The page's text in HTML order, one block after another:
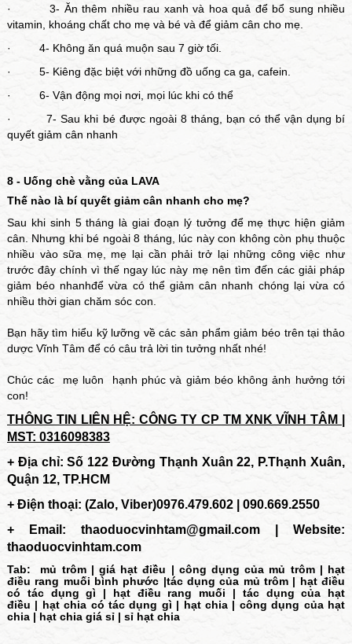
· 3- Ăn thêm nhiều rau xanh và hoa quả để bổ sung nhiều
vitamin, khoáng chất cho mẹ và bé và để giảm cân cho mẹ.
· 4- Không ăn quá muộn sau 7 giờ tối.
· 5- Kiêng đặc biệt với những đồ uống ca ga, cafein.
· 6- Vận động mọi nơi, mọi lúc khi có thể
· 7- Sau khi bé được ngoài 8 tháng, bạn có thể vận dụng bí
quyết giảm cân nhanh
8 - Uống chè vằng của LAVA
Thế nào là bí quyết giảm cân nhanh cho mẹ?
Sau khi sinh 5 tháng là giai đoạn lý tưởng để mẹ thực hiện giảm
cân. Nhưng khi bé ngoài 8 tháng, lúc này con không còn phụ thuộc
nhiều vào sữa mẹ, mẹ lại cần phải trở lại những công việc như
trước đây chính vì thế ngay lúc này mẹ nên tìm đến các giải pháp
giảm béo nhanhđể vừa có thể giảm cân nhanh chóng lại vừa có
nhiều thời gian chăm sóc con.
Bạn hãy tìm hiểu kỹ lưỡng về các sản phẩm giảm béo trên tại thảo
dược Vĩnh Tâm để có câu trả lời tin tưởng nhất nhé!
Chúc các mẹ luôn hạnh phúc và giảm béo không ảnh hưởng tới
con!
THÔNG TIN LIÊN HỆ: CÔNG TY CP TM XNK VĨNH TÂM |
MST: 0316098383
+ Địa chỉ: Số 122 Đường Thạnh Xuân 22, P.Thạnh Xuân,
Quận 12, TP.HCM
+ Điện thoại: (Zalo, Viber)0976.479.602 | 090.669.2550
+ Email: thaoduocvinhtam@gmail.com | Website:
thaoduocvinhtam.com
Tab: mủ trôm|giá hạt điều | công dụng của mủ trôm| hạt
điều rang muối bình phước |tác dụng của mủ trôm | hạt điều
có tác dụng gì | hạt điều rang muối | tác dụng của hạt
điều | hạt chia có tác dụng gì | hạt chia | công dụng của hạt
chia| hạt chia giá sỉ| sỉ hạt chia